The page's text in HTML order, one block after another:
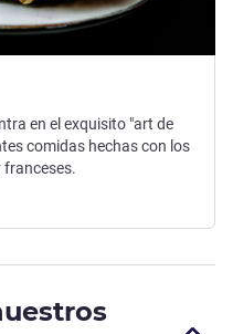
en el exquisito "art de
comidas hechas con los
franceses.